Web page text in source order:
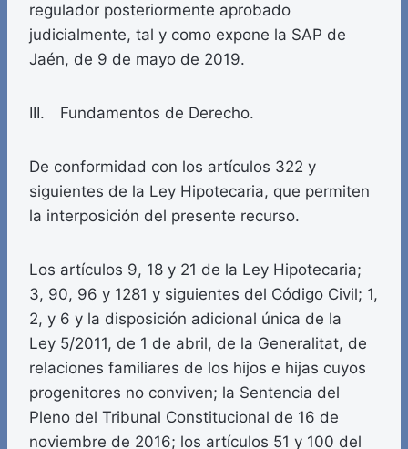
regulador posteriormente aprobado
judicialmente, tal y como expone la SAP de
Jaén, de 9 de mayo de 2019.
III. Fundamentos de Derecho.
De conformidad con los artículos 322 y
siguientes de la Ley Hipotecaria, que permiten
la interposición del presente recurso.
Los artículos 9, 18 y 21 de la Ley Hipotecaria;
3, 90, 96 y 1281 y siguientes del Código Civil; 1,
2, y 6 y la disposición adicional única de la
Ley 5/2011, de 1 de abril, de la Generalitat, de
relaciones familiares de los hijos e hijas cuyos
progenitores no conviven; la Sentencia del
Pleno del Tribunal Constitucional de 16 de
noviembre de 2016; los artículos 51 y 100 del